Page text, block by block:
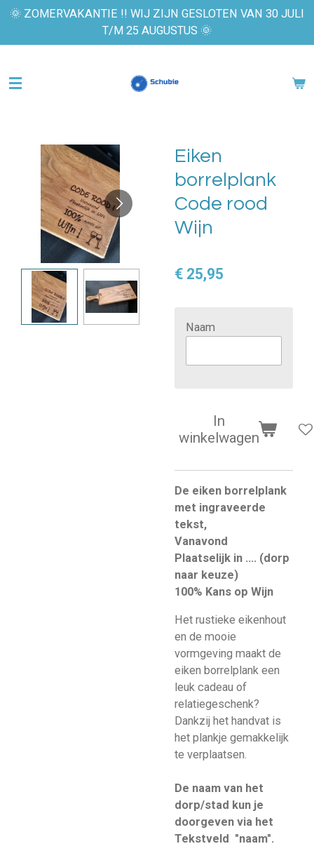
Ga
naar
hoofdinhoud
🌞 ZOMERVAKANTIE !! WIJ ZIJN GESLOTEN VAN 30 JULI
T/M 25 AUGUSTUS 🌞
Eiken
borrelplank
Code rood
Wijn
€ 25,95
Naam
In
winkelwagen
De eiken borrelplank
met ingraveerde
tekst,
Vanavond
Plaatselijk in .... (dorp
naar keuze)
100% Kans op Wijn
Het rustieke eikenhout
en de mooie
vormgeving maakt de
eiken borrelplank een
leuk cadeau of
relatiegeschenk?
Dankzij het handvat is
het plankje gemakkelijk
te verplaatsen.
De naam van het
dorp/stad kun je
doorgeven via het
Tekstveld "naam".